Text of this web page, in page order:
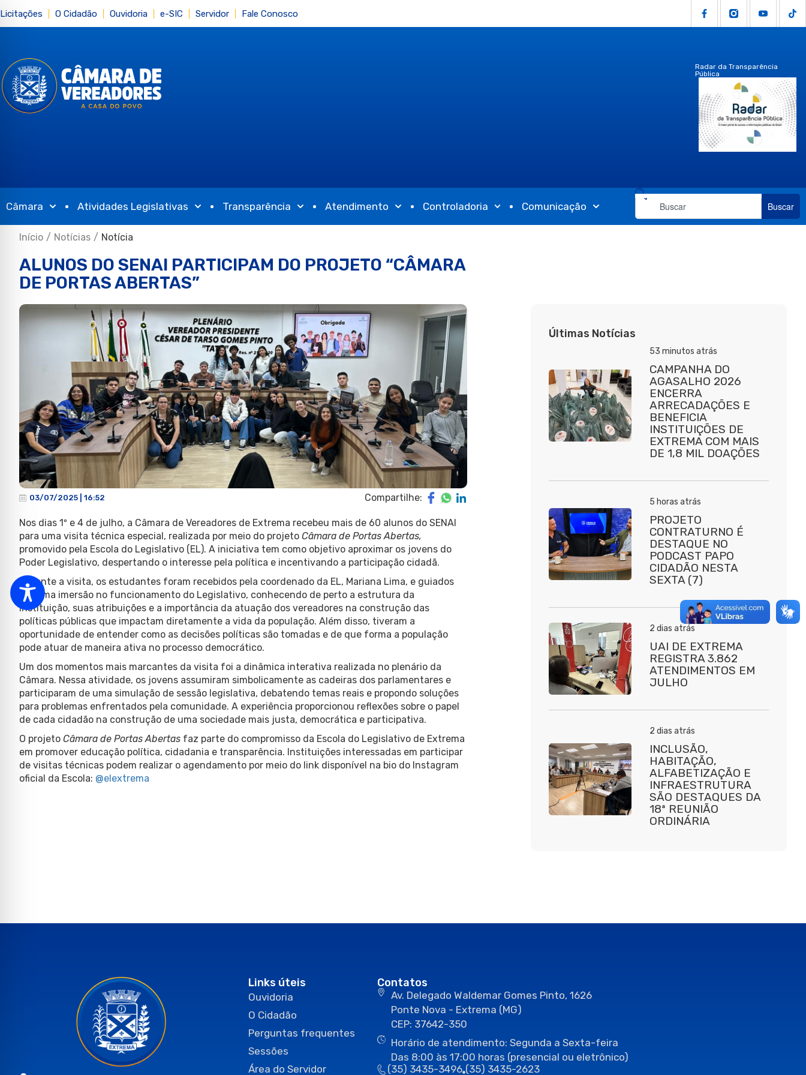
Licitações O Cidadão Ouvidoria e-SIC Servidor Fale Conosco
Radar da Transparência
Pública
Câmara Atividades Legislativas Transparência Atendimento Controladoria Comunicação Buscar
Início / Notícias / Notícia
ALUNOS DO SENAI PARTICIPAM DO PROJETO “CÂMARA
DE PORTAS ABERTAS”
03/07/2025 | 16:52 Compartilhe:
Nos dias 1º e 4 de julho, a Câmara de Vereadores de Extrema recebeu mais de 60 alunos do SENAI
para uma visita técnica especial, realizada por meio do projeto Câmara de Portas Abertas,
promovido pela Escola do Legislativo (EL). A iniciativa tem como objetivo aproximar os jovens do
Poder Legislativo, despertando o interesse pela política e incentivando a participação cidadã.
Durante a visita, os estudantes foram recebidos pela coordenado da EL, Mariana Lima, e guiados
por uma imersão no funcionamento do Legislativo, conhecendo de perto a estrutura da
instituição, suas atribuições e a importância da atuação dos vereadores na construção das
políticas públicas que impactam diretamente a vida da população. Além disso, tiveram a
oportunidade de entender como as decisões políticas são tomadas e de que forma a população
pode atuar de maneira ativa no processo democrático.
Um dos momentos mais marcantes da visita foi a dinâmica interativa realizada no plenário da
Câmara. Nessa atividade, os jovens assumiram simbolicamente as cadeiras dos parlamentares e
participaram de uma simulação de sessão legislativa, debatendo temas reais e propondo soluções
para problemas enfrentados pela comunidade. A experiência proporcionou reflexões sobre o papel
de cada cidadão na construção de uma sociedade mais justa, democrática e participativa.
O projeto Câmara de Portas Abertas faz parte do compromisso da Escola do Legislativo de Extrema
em promover educação política, cidadania e transparência. Instituições interessadas em participar
de visitas técnicas podem realizar o agendamento por meio do link disponível na bio do Instagram
oficial da Escola: @elextrema
Últimas Notícias
53 minutos atrás
CAMPANHA DO
AGASALHO 2026
ENCERRA
ARRECADAÇÕES E
BENEFICIA
INSTITUIÇÕES DE
EXTREMA COM MAIS
DE 1,8 MIL DOAÇÕES
5 horas atrás
PROJETO
CONTRATURNO É
DESTAQUE NO
PODCAST PAPO
CIDADÃO NESTA
SEXTA (7)
2 dias atrás
UAI DE EXTREMA
REGISTRA 3.862
ATENDIMENTOS EM
JULHO
2 dias atrás
INCLUSÃO,
HABITAÇÃO,
ALFABETIZAÇÃO E
INFRAESTRUTURA
SÃO DESTAQUES DA
18ª REUNIÃO
ORDINÁRIA
Links úteis
Ouvidoria
O Cidadão
Perguntas frequentes
Sessões
Área do Servidor
Contatos
Av. Delegado Waldemar Gomes Pinto, 1626
Ponte Nova - Extrema (MG)
CEP: 37642-350
Horário de atendimento: Segunda a Sexta-feira
Das 8:00 às 17:00 horas (presencial ou eletrônico)
(35) 3435-3496 (35) 3435-2623